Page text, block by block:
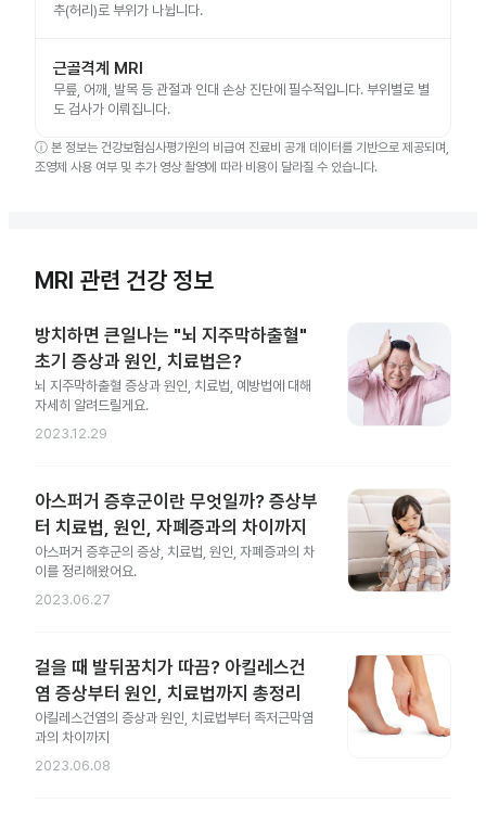
추(허리)로 부위가 나뉩니다.
근골격계 MRI
무릎, 어깨, 발목 등 관절과 인대 손상 진단에 필수적입니다. 부위별로 별
도 검사가 이뤄집니다.
ⓘ 본 정보는 건강보험심사평가원의 비급여 진료비 공개 데이터를 기반으로 제공되며,
조영제 사용 여부 및 추가 영상 촬영에 따라 비용이 달라질 수 있습니다.
MRI 관련 건강 정보
방치하면 큰일나는 "뇌 지주막하출혈"
초기 증상과 원인, 치료법은?
뇌 지주막하출혈 증상과 원인, 치료법, 예방법에 대해
자세히 알려드릴게요.
2023.12.29
아스퍼거 증후군이란 무엇일까? 증상부
터 치료법, 원인, 자폐증과의 차이까지
아스퍼거 증후군의 증상, 치료법, 원인, 자폐증과의 차
이를 정리해왔어요.
2023.06.27
걸을 때 발뒤꿈치가 따끔? 아킬레스건
염 증상부터 원인, 치료법까지 총정리
아킬레스건염의 증상과 원인, 치료법부터 족저근막염
과의 차이까지
2023.06.08